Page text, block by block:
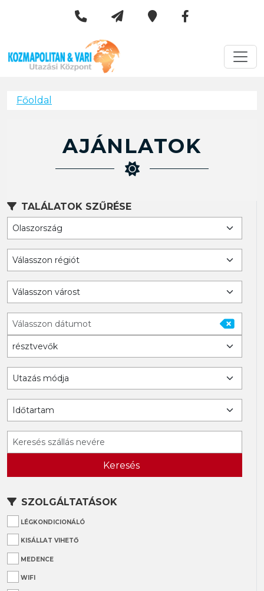
Kozmapolitan & Vári Utazási
Főoldal
AJÁNLATOK
TALÁLATOK SZŰRÉSE
Keresés
SZOLGÁLTATÁSOK
LÉGKONDICIONÁLÓ
KISÁLLAT VIHETŐ
MEDENCE
WIFI